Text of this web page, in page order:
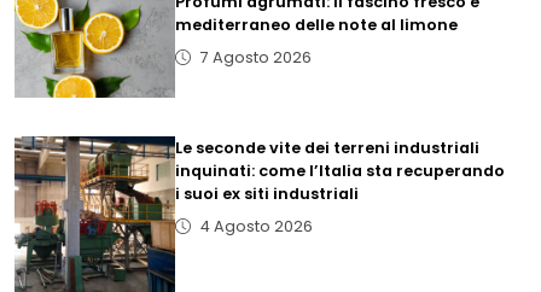
mediterraneo delle note al limone
7 Agosto 2026
Le seconde vite dei terreni industriali
inquinati: come l’Italia sta recuperando
i suoi ex siti industriali
4 Agosto 2026